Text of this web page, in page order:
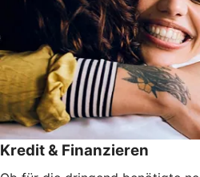
Kredit & Finanzieren